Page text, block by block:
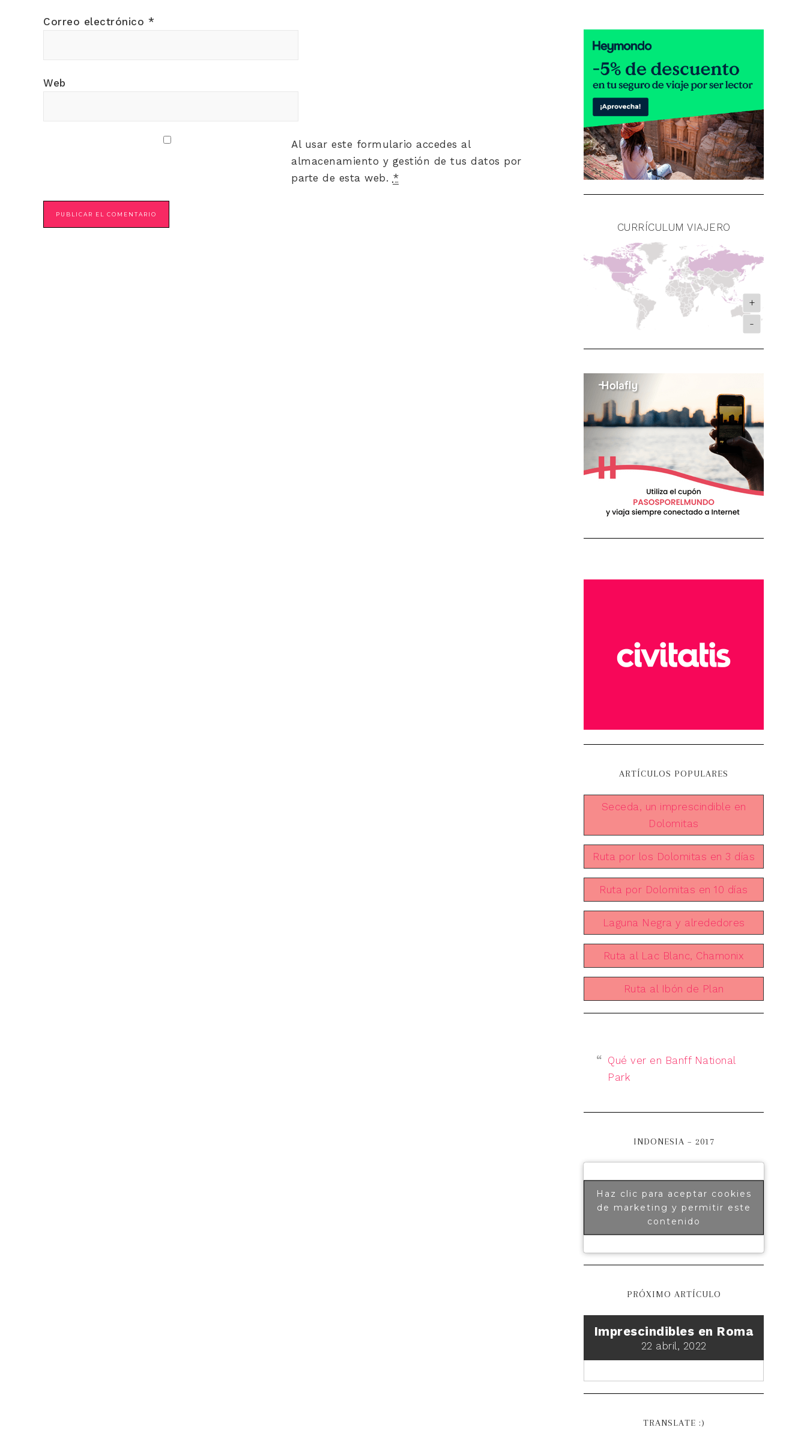
Correo electrónico *
Web
Al usar este formulario accedes al
almacenamiento y gestión de tus datos por
parte de esta web. *
CURRÍCULUM VIAJERO
+
-
ARTÍCULOS POPULARES
Seceda, un imprescindible en
Dolomitas
Ruta por los Dolomitas en 3 días
Ruta por Dolomitas en 10 días
Laguna Negra y alrededores
Ruta al Lac Blanc, Chamonix
Ruta al Ibón de Plan
Qué ver en Banff National
Park
INDONESIA – 2017
Haz clic para aceptar cookies
de marketing y permitir este
contenido
PRÓXIMO ARTÍCULO
Imprescindibles en Roma
22 abril, 2022
TRANSLATE :)